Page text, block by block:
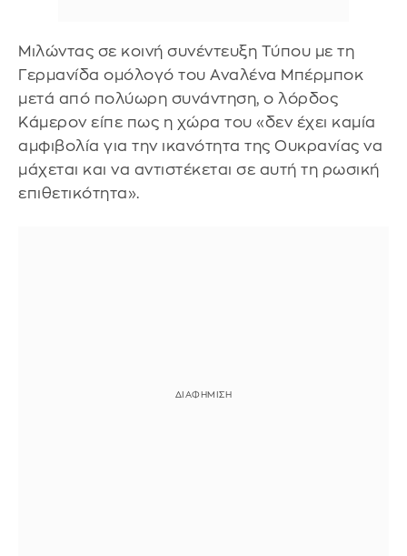
Μιλώντας σε κοινή συνέντευξη Τύπου με τη
Γερμανίδα ομόλογό του Αναλένα Μπέρμποκ
μετά από πολύωρη συνάντηση, ο λόρδος
Κάμερον είπε πως η χώρα του «δεν έχει καμία
αμφιβολία για την ικανότητα της Ουκρανίας να
μάχεται και να αντιστέκεται σε αυτή τη ρωσική
επιθετικότητα».